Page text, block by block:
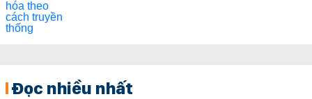
Đọc nhiều nhất